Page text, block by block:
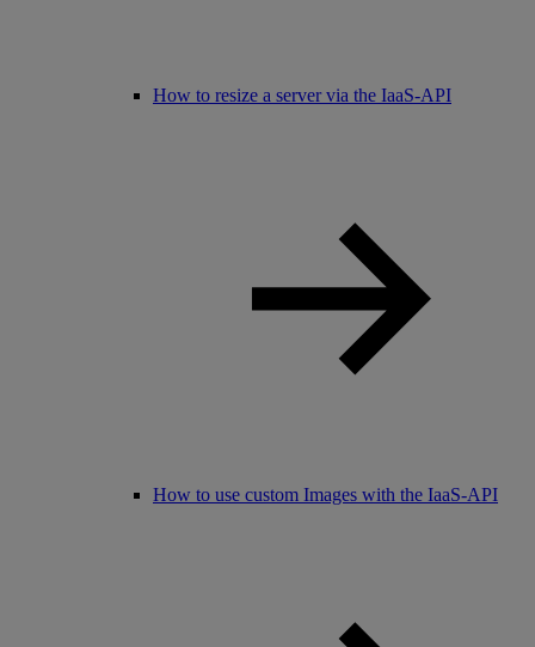
How to resize a server via the IaaS-API
How to use custom Images with the IaaS-API